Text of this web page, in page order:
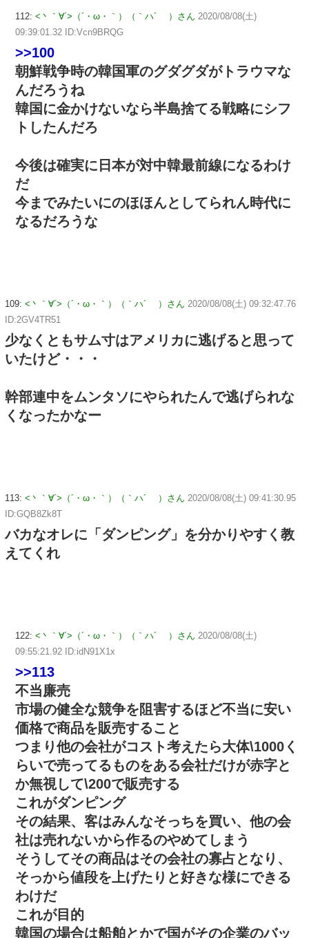
112: <丶｀∀´>（´・ω・｀）（｀ハ´ ）さん 2020/08/08(土)
09:39:01.32 ID:Vcn9BRQG
>>100
朝鮮戦争時の韓国軍のグダグダがトラウマな
んだろうね
韓国に金かけないなら半島捨てる戦略にシフ
トしたんだろ
今後は確実に日本が対中韓最前線になるわけ
だ
今までみたいにのほほんとしてられん時代に
なるだろうな
109: <丶｀∀´>（´・ω・｀）（｀ハ´ ）さん 2020/08/08(土) 09:32:47.76
ID:2GV4TR51
少なくともサム寸はアメリカに逃げると思って
いたけど・・・
幹部連中をムンタソにやられたんで逃げられな
くなったかなー
113: <丶｀∀´>（´・ω・｀）（｀ハ´ ）さん 2020/08/08(土) 09:41:30.95
ID:GQB8Zk8T
バカなオレに「ダンピング」を分かりやすく教
えてくれ
122: <丶｀∀´>（´・ω・｀）（｀ハ´ ）さん 2020/08/08(土)
09:55:21.92 ID:idN91X1x
>>113
不当廉売
市場の健全な競争を阻害するほど不当に安い
価格で商品を販売すること
つまり他の会社がコスト考えたら大体\1000く
らいで売ってるものをある会社だけが赤字と
か無視して\200で販売する
これがダンピング
その結果、客はみんなそっちを買い、他の会
社は売れないから作るのやめてしまう
そうしてその商品はその会社の寡占となり、
そっから値段を上げたりと好きな様にできる
わけだ
これが目的
韓国の場合は船舶とかで国がその企業のバッ